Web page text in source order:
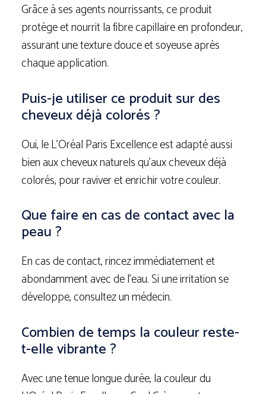
Grâce à ses agents nourrissants, ce produit
protège et nourrit la fibre capillaire en profondeur,
assurant une texture douce et soyeuse après
chaque application.
Puis-je utiliser ce produit sur des
cheveux déjà colorés ?
Oui, le L’Oréal Paris Excellence est adapté aussi
bien aux cheveux naturels qu’aux cheveux déjà
colorés, pour raviver et enrichir votre couleur.
Que faire en cas de contact avec la
peau ?
En cas de contact, rincez immédiatement et
abondamment avec de l’eau. Si une irritation se
développe, consultez un médecin.
Combien de temps la couleur reste-
t-elle vibrante ?
Avec une tenue longue durée, la couleur du